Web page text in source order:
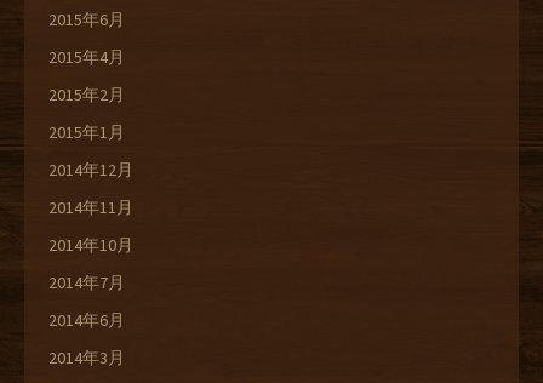
2015年6月
2015年4月
2015年2月
2015年1月
2014年12月
2014年11月
2014年10月
2014年7月
2014年6月
2014年3月